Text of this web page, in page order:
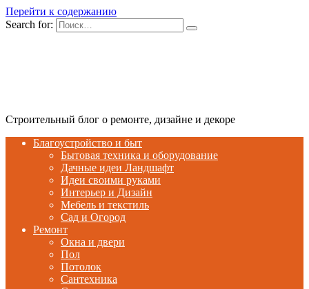
Перейти к содержанию
Search for:
Строительный блог о ремонте, дизайне и декоре
Благоустройство и быт
Бытовая техника и оборудование
Дачные идеи Ландшафт
Идеи своими руками
Интерьер и Дизайн
Мебель и текстиль
Сад и Огород
Ремонт
Окна и двери
Пол
Потолок
Сантехника